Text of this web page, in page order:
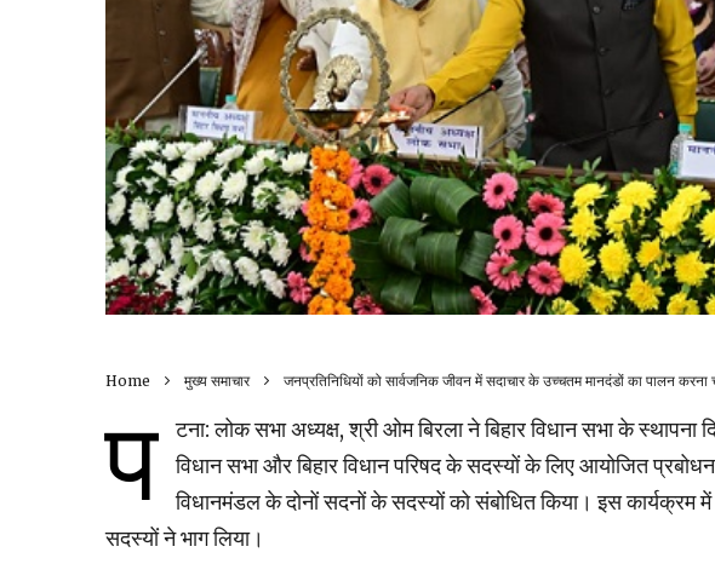
Home मुख्य समाचार जनप्रतिनिधियों को सार्वजनिक जीवन में सदाचार के उच्चतम मानदंडों का पालन करना
प
टना: लोक सभा अध्यक्ष, श्री ओम बिरला ने बिहार विधान सभा के
विधान सभा और बिहार विधान परिषद के सदस्यों के लिए आयोजित
विधानमंडल के दोनों सदनों के सदस्यों को संबोधित किया। इस
सदस्यों ने भाग लिया।